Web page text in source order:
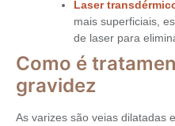
Laser
mais superficiais,
de laser para
Como é
gravidez
As varizes são veias dilatadas